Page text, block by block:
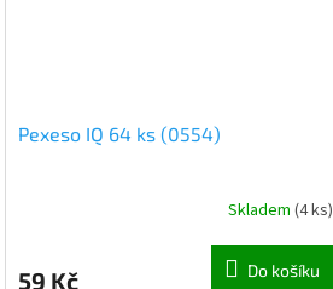
Pexeso IQ 64 ks (0554)
Skladem (4 ks)
59 Kč Do košíku